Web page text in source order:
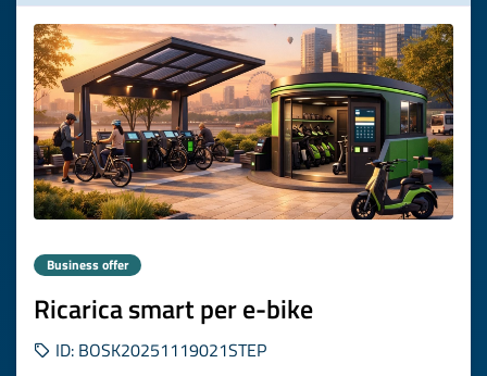
Business offer
Ricarica smart per e-bike
ID: BOSK20251119021STEP